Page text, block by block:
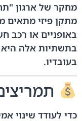
מתקן פיזי מתאים
באופניים או רכב
בתשתיות אלה היא
בעובדיו.
כדי לעודד שינוי